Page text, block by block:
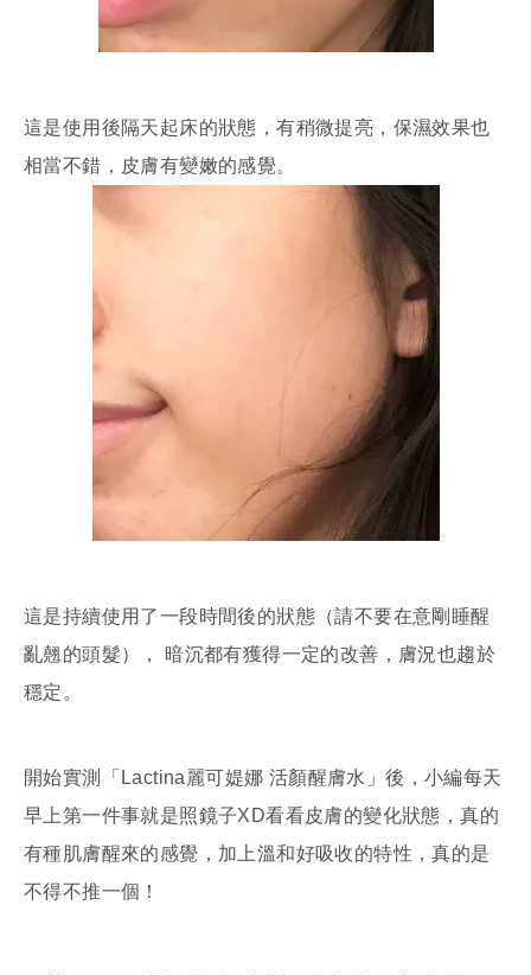
這是使用後隔天起床的狀態，有稍微提亮，保濕效果也
相當不錯，皮膚有變嫩的感覺。
這是持續使用了一段時間後的狀態（請不要在意剛睡醒
亂翹的頭髮）， 暗沉都有獲得一定的改善，膚況也趨於
穩定。
開始實測「Lactina麗可媞娜 活顏醒膚水」後，小編每天
早上第一件事就是照鏡子XD看看皮膚的變化狀態，真的
有種肌膚醒來的感覺，加上溫和好吸收的特性，真的是
不得不推一個！